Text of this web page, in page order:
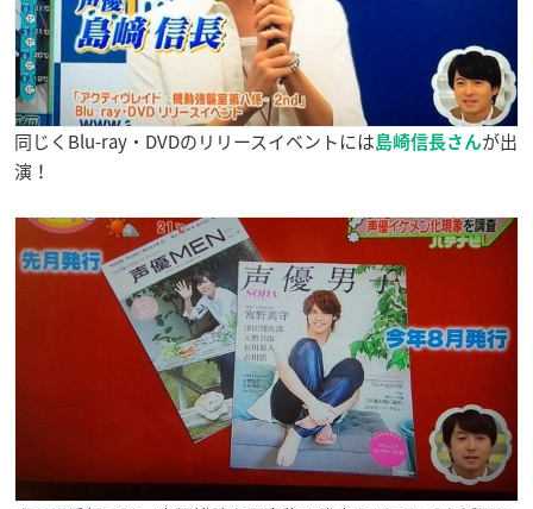
同じくBlu-ray・DVDのリリースイベントには島崎信長さんが出
演！